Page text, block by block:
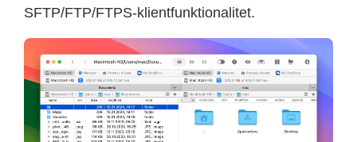
SFTP/FTP/FTPS-klientfunktionalitet.